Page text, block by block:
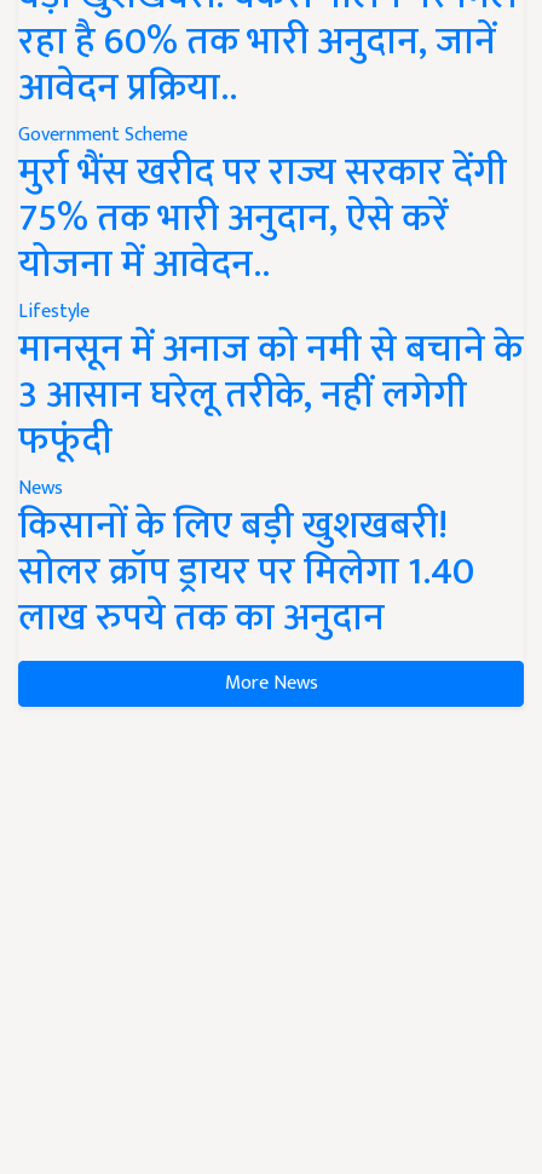
रहा है 60% तक भारी अनुदान, जानें
आवेदन प्रक्रिया..
Government Scheme
मुर्रा भैंस खरीद पर राज्य सरकार देंगी
75% तक भारी अनुदान, ऐसे करें
योजना में आवेदन..
Lifestyle
मानसून में अनाज को नमी से बचाने के
3 आसान घरेलू तरीके, नहीं लगेगी
फफूंदी
News
किसानों के लिए बड़ी खुशखबरी!
सोलर क्रॉप ड्रायर पर मिलेगा 1.40
लाख रुपये तक का अनुदान
More News